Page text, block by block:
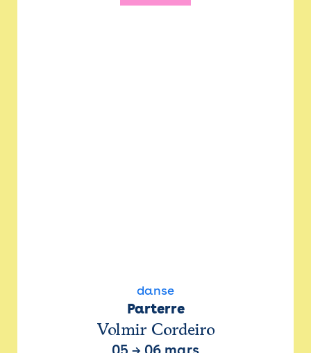
danse
Parterre
Volmir Cordeiro